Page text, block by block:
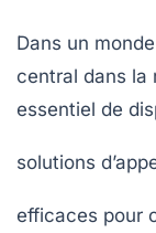
Dans un
central dans la
essentiel de
solutions
efficaces pour